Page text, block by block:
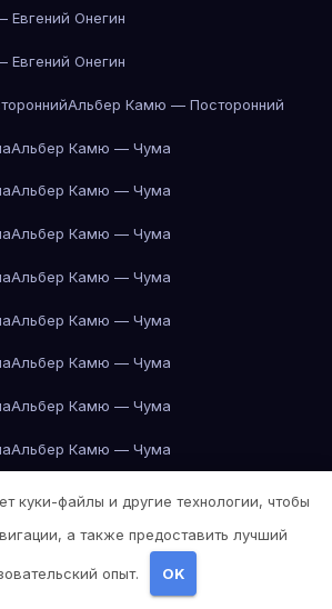
Онегин
Онегин
Альбер Камю — Посторонний
Альбер Камю — Чума
Альбер Камю — Чума
Альбер Камю — Чума
Альбер Камю — Чума
Альбер Камю — Чума
Альбер Камю — Чума
Альбер Камю — Чума
Альбер Камю — Чума
Альбер Камю — Чума
АмстердамАмстердамАмстердам
Антон Чехов — Вишнёвый сад
куки-файлы и другие технологии, чтобы
а также предоставить лучший
опыт. OK